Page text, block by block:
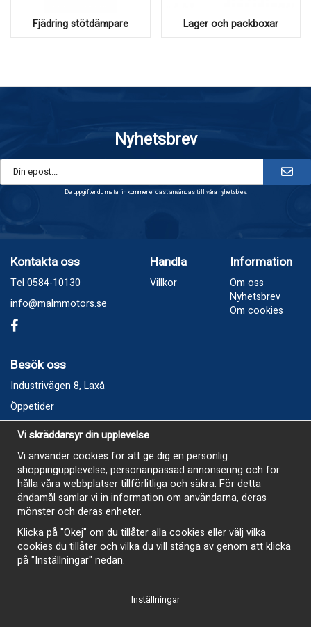
Fjädring stötdämpare Lager och packboxar
Nyhetsbrev
De uppgifter du matar in kommer endast användas till våra nyhetsbrev.
Kontakta oss
Tel 0584-10130
info@malmmotors.se
Handla
Villkor
Information
Om oss
Nyhetsbrev
Om cookies
Besök oss
Industrivägen 8, Laxå
Öppetider
Vecka 32
Måndag kl 9-12, kl 13 - 15
Onsdag kl 9-12, kl 13 - 15
Tisdag, Tordag och Fredag stängt
E-Handelsbutiken är öppen och paket skickas hela
sommaren
Vi skräddarsyr din upplevelse
Vi använder cookies för att ge dig en personlig
shoppingupplevelse, personanpassad annonsering och för
hålla våra webbplatser tillförlitliga och säkra. För detta
ändamål samlar vi in information om användarna, deras
mönster och deras enheter.
Klicka på "Okej" om du tillåter alla cookies eller välj vilka
cookies du tillåter och vilka du vill stänga av genom att klicka
på "Inställningar" nedan.
Inställningar